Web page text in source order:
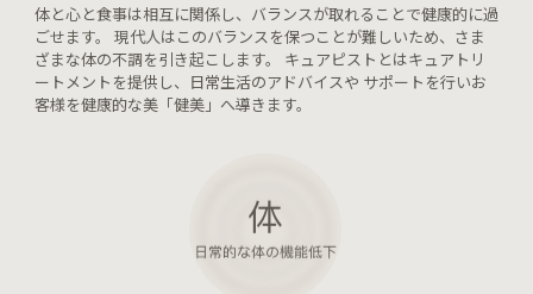
体と心と食事は相互に関係し、バランスが取れることで健康的に過
ごせます。 現代人はこのバランスを保つことが難しいため、さま
ざまな体の不調を引き起こします。 キュアピストとはキュアトリ
ートメントを提供し、日常生活のアドバイスや サポートを行いお
客様を健康的な美「健美」へ導きます。